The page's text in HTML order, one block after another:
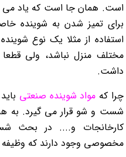
است. همان جا است که یاد می
برای تمیز شدن به شوینده
استفاده از مثلا یک نوع
مختلف منزل نباشد، ولی قطعا
داشت.
چرا که مواد شوینده صنعتی
شست و شو قرار می گیرد. به
کارخانجات و.... در بحث
مخصوصی وجود دارند که وظیفه